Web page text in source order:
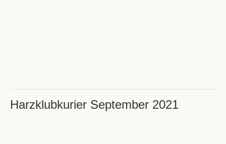
Harzklubkurier September 2021